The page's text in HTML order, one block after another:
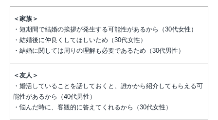
＜家族＞
・短期間で結婚の挨拶が発生する可能性があるから（30代女性）
・結婚後に仲良くしてほしいため（30代女性）
・結婚に関しては周りの理解も必要であるため（30代男性）
＜友人＞
・婚活していることを話しておくと、誰かから紹介してもらえる可
能性があるから（40代男性）
・悩んだ時に、客観的に答えてくれるから（30代女性）